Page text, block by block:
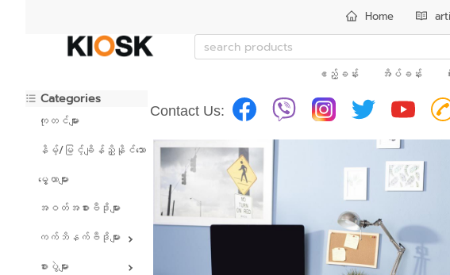
Home
ဧည့်ခန်း
အိပ်ခန်း
Categories
ကုတင်များ
နိမ့်/မြင့်ချိန်ညှိနိုင်သော ကုတင်များ
မွေ့ယာများ
အဝတ်အစားဗီဒိုများ
ကက်ဘိနက်ဗီဒိုများ
စားပွဲများ
Contact Us: